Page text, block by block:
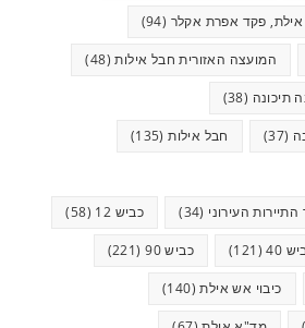
פקד אפרת אקלר (94)
המועצה האזורית חבל אילות(48)
תיכונה (38)
(37) חבל אילות(135)
העירוני (34) כביש 12 (58)
40
(121) כביש 90 (221)
כיבוי אש אילת(140)